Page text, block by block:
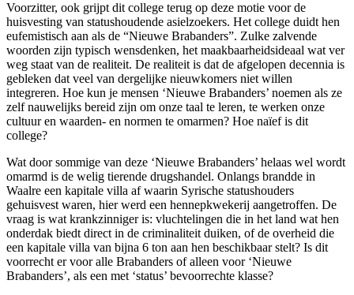
Voorzitter, ook grijpt dit college terug op deze motie voor de
huisvesting van statushoudende asielzoekers. Het college duidt hen
eufemistisch aan als de “Nieuwe Brabanders”. Zulke zalvende
woorden zijn typisch wensdenken, het maakbaarheidsideaal wat ver
weg staat van de realiteit. De realiteit is dat de afgelopen decennia is
gebleken dat veel van dergelijke nieuwkomers niet willen
integreren. Hoe kun je mensen ‘Nieuwe Brabanders’ noemen als ze
zelf nauwelijks bereid zijn om onze taal te leren, te werken onze
cultuur en waarden- en normen te omarmen? Hoe naïef is dit
college?
Wat door sommige van deze ‘Nieuwe Brabanders’ helaas wel wordt
omarmd is de welig tierende drugshandel. Onlangs brandde in
Waalre een kapitale villa af waarin Syrische statushouders
gehuisvest waren, hier werd een hennepkwekerij aangetroffen. De
vraag is wat krankzinniger is: vluchtelingen die in het land wat hen
onderdak biedt direct in de criminaliteit duiken, of de overheid die
een kapitale villa van bijna 6 ton aan hen beschikbaar stelt? Is dit
voorrecht er voor alle Brabanders of alleen voor ‘Nieuwe
Brabanders’, als een met ‘status’ bevoorrechte klasse?